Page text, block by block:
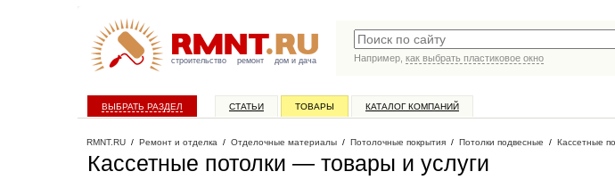
строительство ремонт дом и дача
Например, как выбрать пластиковое окно
ВЫБРАТЬ РАЗДЕЛ СТАТЬИ ТОВАРЫ КАТАЛОГ КОМПАНИЙ
RMNT.RU / Ремонт и отделка / Отделочные материалы / Потолочные покрытия / Потолки подвесные / Кассетные
Кассетные потолки — товары и услуги